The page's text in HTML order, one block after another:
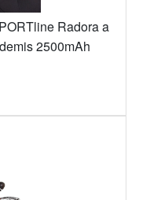
Radora a
2500mAh